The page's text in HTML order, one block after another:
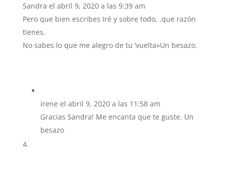
Sandra el abril 9, 2020 a las 9:39 am
Pero que bien escribes Iré y sobre todo, .que razón
tienes.
No sabes lo que me alegro de tu ‘vuelta»Un besazo.
irene el abril 9, 2020 a las 11:58 am
Gracias Sandra! Me encanta que te guste. Un
besazo